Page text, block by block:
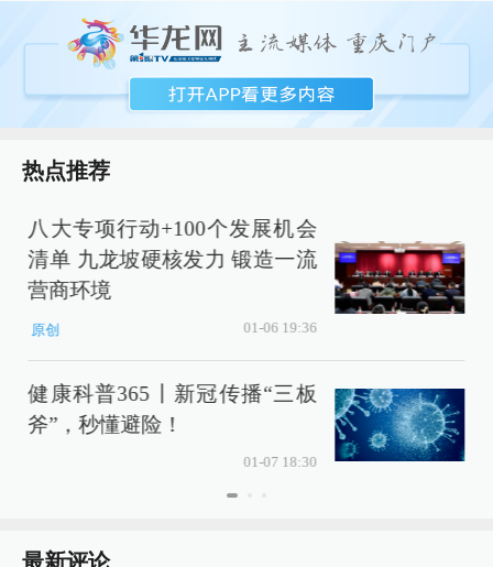
热点推荐
八大专项行动+100个发展机会
清单 九龙坡硬核发力 锻造一流
营商环境
原创 01-06 19:36
健康科普365丨新冠传播“三板
斧”，秒懂避险！
01-07 18:30
最新评论